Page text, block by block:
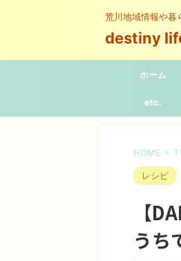
荒川地域情報や暮
destiny
ホーム
etc.
HOME >
レシピ
【
うち